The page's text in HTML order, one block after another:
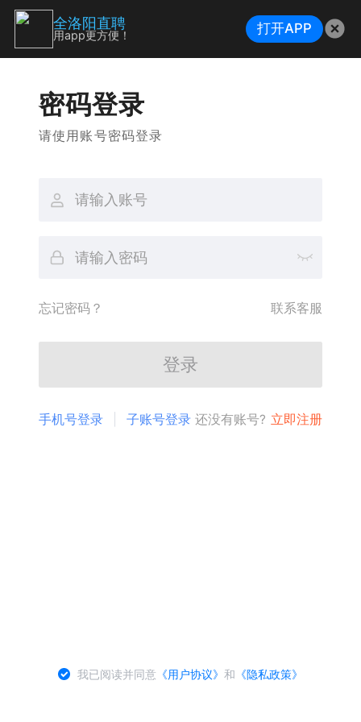
密码登录
请使用账号密码登录
忘记密码？ 联系客服
登录
手机号登录 子账号登录 还没有账号? 立即注册
我已阅读并同意 《用户协议》和 《隐私政策》
全洛阳直聘
用app更方便！ 打开APP